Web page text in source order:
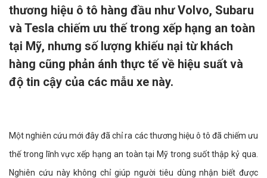
thương hiệu ô tô hàng đầu như Volvo, Subaru
và Tesla chiếm ưu thế trong xếp hạng an toàn
tại Mỹ, nhưng số lượng khiếu nại từ khách
hàng cũng phản ánh thực tế về hiệu suất và
độ tin cậy của các mẫu xe này.
Một nghiên cứu mới đây đã chỉ ra các thương hiệu ô tô đã chiếm ưu
thế trong lĩnh vực xếp hạng an toàn tại Mỹ trong suốt thập kỷ qua.
Nghiên cứu này không chỉ giúp người tiêu dùng nhận biết được